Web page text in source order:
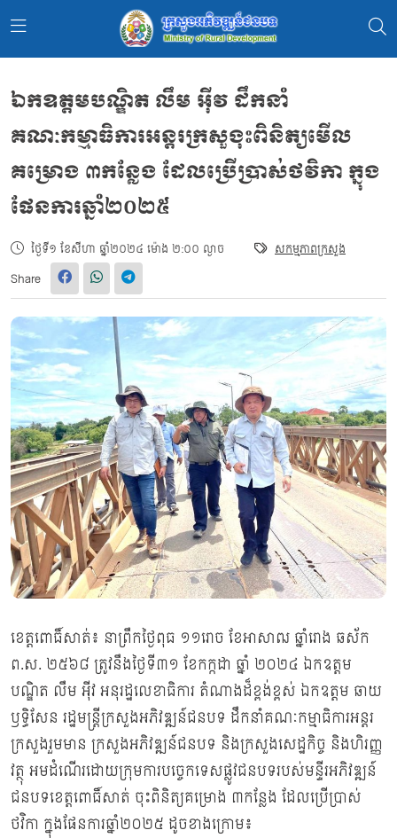
ឯកឧត្តមបណ្ឌិត លឹម អុីវ​ ដឹកនាំ
គណៈកម្មាធិការអន្តរក្រសួងុះពិនិត្យមើល
គម្រោង ៣កន្លែង ដែលប្រើប្រាស់ថវិកា ក្នុង
ផែនការឆ្នាំ២០២៥
ថ្ងៃទី១ ខែសីហា ឆ្នាំ២០២៤ ម៉ោង ២:០០ ល្ងាច សកម្មភាពក្រសួង
Share
ខេត្តពោធិ៍សាត់៖ នាព្រឹកថ្ងៃពុធ ១១រោច ខែអាសាឍ ឆ្នាំរោង ឆស័ក
ព.ស. ២៥៦៨ ត្រូវនឹងថ្ងៃទី៣១ ខែកក្កដា ឆ្នាំ ២០២៤ ឯកឧត្តម
បណ្ឌិត លឹម អុីវ​ អនុរដ្ឋលេខាធិការ តំណាងដ៏ខ្ពង់ខ្ពស់ ឯកឧត្ដម ឆាយ
ឫទ្ធិសែន រដ្ឋមន្ត្រីក្រសួងអភិវឌ្ឍន៍ជនបទ ដឹកនាំគណៈកម្មាធិការអន្តរ
ក្រសួងរួមមាន ក្រសួងអភិវឌ្ឍន៍ជនបទ និងក្រសួងសេដ្ឋកិច្ច និងហិរញ្ញ
វត្ថុ អមដំណើរដោយក្រុមការបច្ចេកទេសផ្លូវជនបទ​របស់មន្ទីរអភិវឌ្ឍន៍
ជនបទខេត្តពោធិ៍សាត់ ចុះពិនិត្យគម្រោង ៣កន្លែង ដែលប្រើប្រាស់
ថវិកា ក្នុងផែនការឆ្នាំ២០២៥ ដូចខាងក្រោម៖